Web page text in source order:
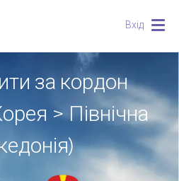
Вхід
за кордон
> Північна